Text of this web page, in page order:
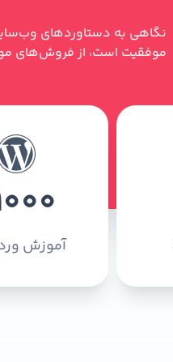
نگاهی به دستاوردهای
موفقیت است، از فروش‌های
آموزش